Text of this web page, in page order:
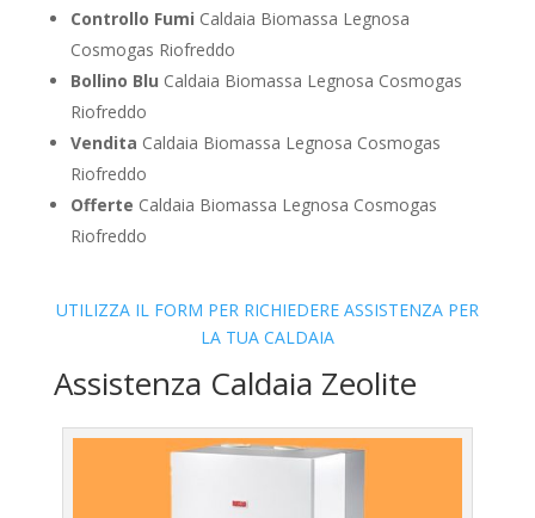
Controllo Fumi Caldaia Biomassa Legnosa
Cosmogas Riofreddo
Bollino Blu Caldaia Biomassa Legnosa Cosmogas
Riofreddo
Vendita Caldaia Biomassa Legnosa Cosmogas
Riofreddo
Offerte Caldaia Biomassa Legnosa Cosmogas
Riofreddo
UTILIZZA IL FORM PER RICHIEDERE ASSISTENZA PER
LA TUA CALDAIA
Assistenza Caldaia Zeolite